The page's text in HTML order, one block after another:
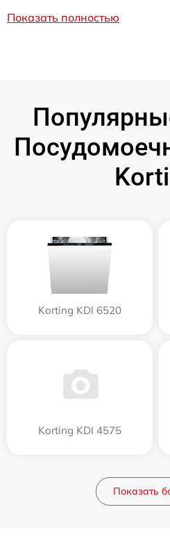
Показать полностью
Korting KDI 6520
Korting KDI 4575
Показать